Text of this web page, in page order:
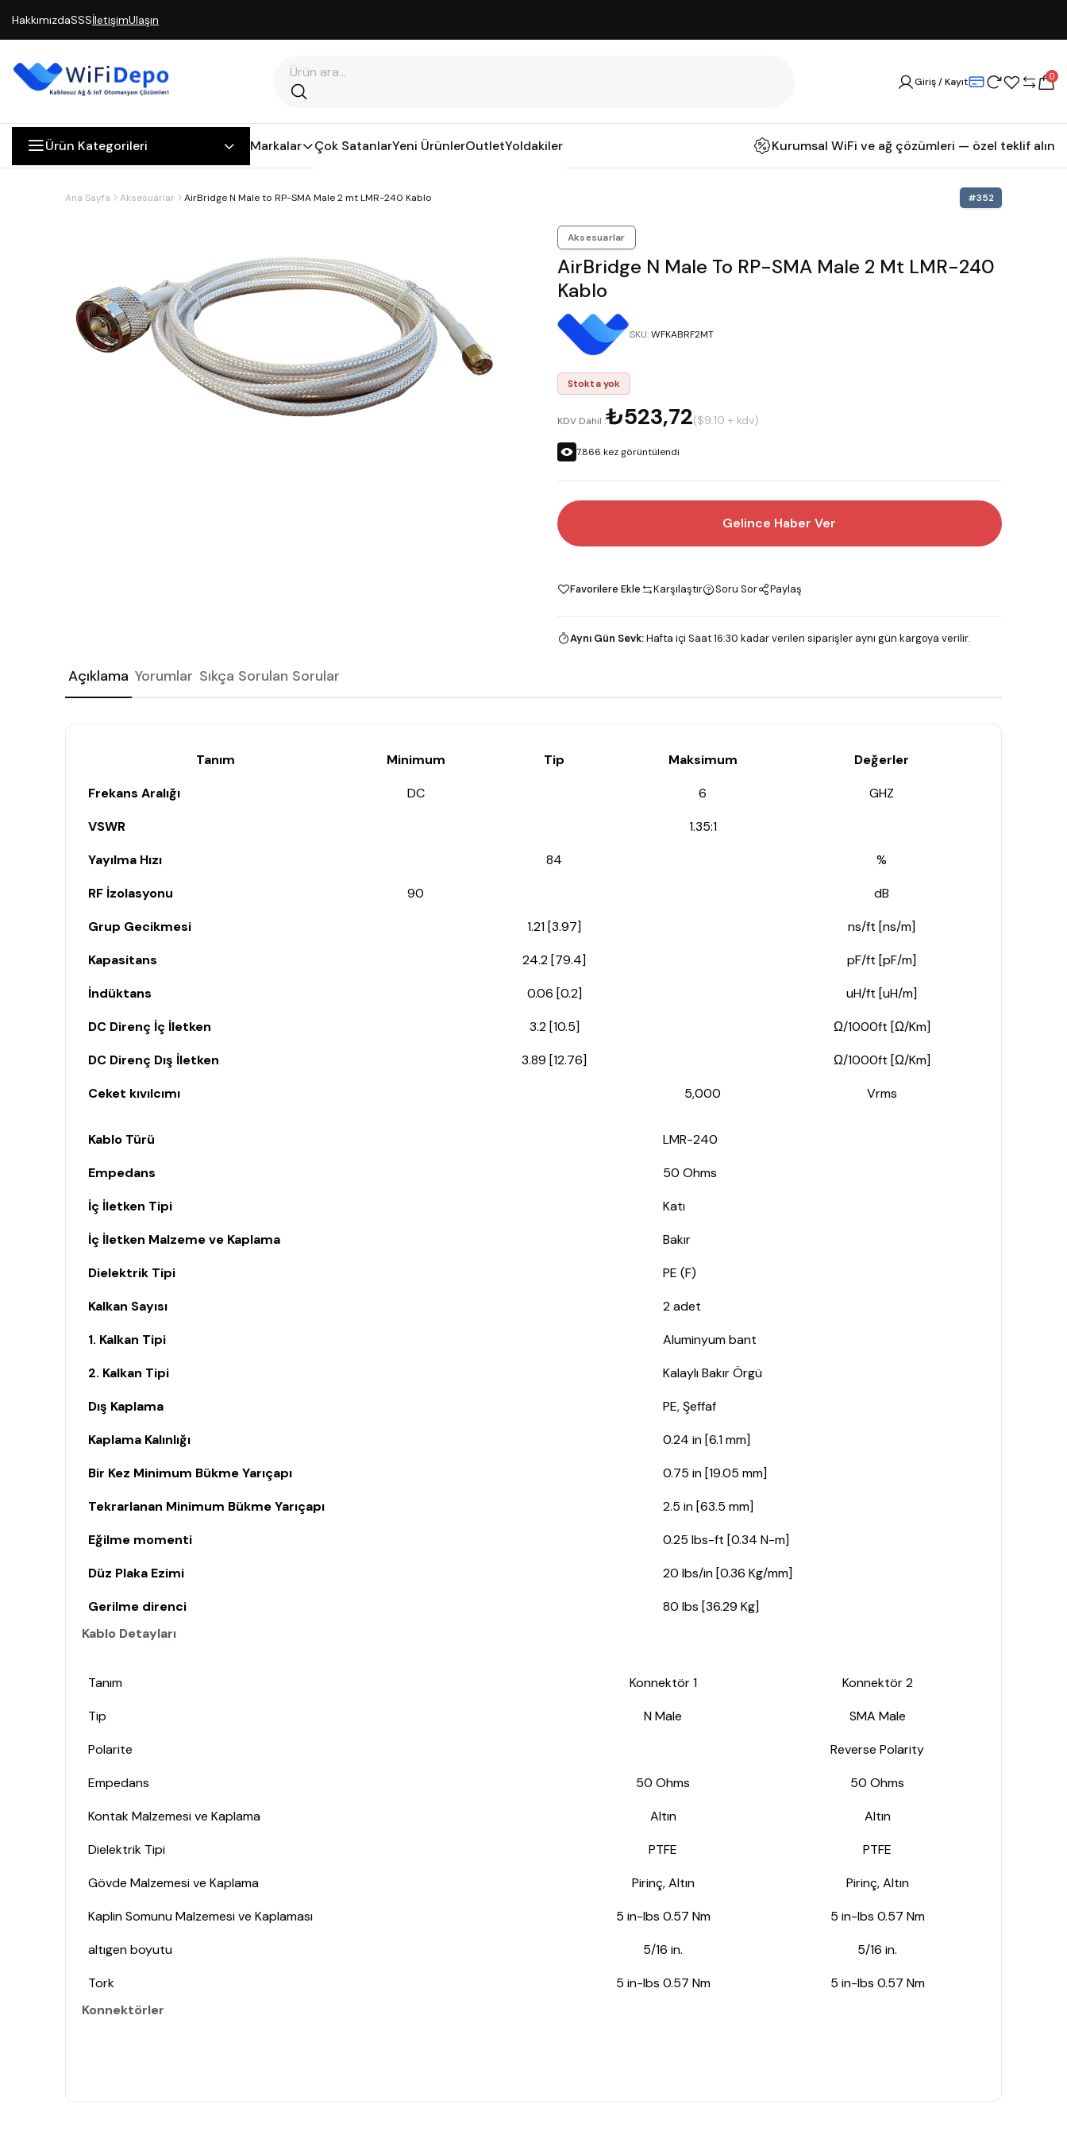
HakkımızdaSSSİletişimUlaşın
Giriş / Kayıt 0
Ürün Kategorileri Markalar Çok SatanlarYeni ÜrünlerOutletYoldakiler Kurumsal WiFi ve ağ çözümleri — özel teklif alın
Ana Sayfa Aksesuarlar AirBridge N Male to RP-SMA Male 2 mt LMR-240 Kablo #352
Aksesuarlar
AirBridge N Male To RP-SMA Male 2 Mt LMR-240
Kablo
SKU:WFKABRF2MT
Stokta yok
KDV Dahil :₺523,72($9.10 + kdv)
7.866 kez görüntülendi
Gelince Haber Ver
Favorilere Ekle Karşılaştır Soru Sor Paylaş
Aynı Gün Sevk:Hafta içi Saat 16:30 kadar verilen siparişler aynı gün kargoya verilir.
Açıklama Yorumlar Sıkça Sorulan Sorular
Tanım Minimum Tip Maksimum
Değerler
Frekans Aralığı
DC 6
GHZ
VSWR
1.35:1
Yayılma Hızı
84
%
RF İzolasyonu
90
dB
Grup Gecikmesi
1.21 [3.97]
ns/ft [ns/m]
Kapasitans
24.2 [79.4]
pF/ft [pF/m]
İndüktans
0.06 [0.2]
uH/ft [uH/m]
DC Direnç İç İletken
3.2 [10.5]
Ω/1000ft [Ω/Km]
DC Direnç Dış İletken
3.89 [12.76]
Ω/1000ft [Ω/Km]
Ceket kıvılcımı
5,000 Vrms
Kablo Detayları
Kablo Türü
LMR-240
Empedans
50 Ohms
İç İletken Tipi
Katı
İç İletken Malzeme ve Kaplama
Bakır
Dielektrik Tipi
PE (F)
Kalkan Sayısı
2 adet
1. Kalkan Tipi
Aluminyum bant
2. Kalkan Tipi
Kalaylı Bakır Örgü
Dış Kaplama
PE, Şeffaf
Kaplama Kalınlığı
0.24 in [6.1 mm]
Bir Kez Minimum Bükme Yarıçapı
0.75 in [19.05 mm]
Tekrarlanan Minimum Bükme Yarıçapı
2.5 in [63.5 mm]
Eğilme momenti
0.25 lbs-ft [0.34 N-m]
Düz Plaka Ezimi
20 lbs/in [0.36 Kg/mm]
Gerilme direnci
80 lbs [36.29 Kg]
Konnektörler
Tanım Konnektör 1
Konnektör 2
Tip
N Male
SMA Male
Polarite
Reverse Polarity
Empedans
50 Ohms
50 Ohms
Kontak Malzemesi ve Kaplama
Altın
Altın
Dielektrik Tipi
PTFE
PTFE
Gövde Malzemesi ve Kaplama
Pirinç, Altın
Pirinç, Altın
Kaplin Somunu Malzemesi ve Kaplaması
5 in-lbs 0.57 Nm
5 in-lbs 0.57 Nm
altıgen boyutu
5/16 in.
5/16 in.
Tork
5 in-lbs 0.57 Nm 5 in-lbs 0.57 Nm